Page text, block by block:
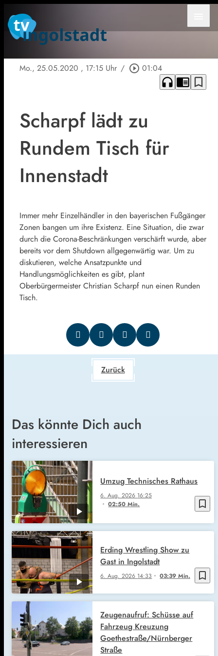
Mo., 25.05.2020 , 17:15 Uhr / play_circle_outline 01:04
headphones chrome_reader_mode bookmark_border
Scharpf lädt zu
Rundem Tisch für
Innenstadt
Immer mehr Einzelhändler in den bayerischen Fußgänger
Zonen bangen um ihre Existenz. Eine Situation, die zwar
durch die Corona-Beschränkungen verschärft wurde, aber
bereits vor dem Shutdown allgegenwärtig war. Um zu
diskutieren, welche Ansatzpunkte und
Handlungsmöglichkeiten es gibt, plant
Oberbürgermeister Christian Scharpf nun einen Runden
Tisch.
Zurück
Das könnte Dich auch
interessieren
bookmark_border
6. Aug. 2026 16:25
02:50 Min.
Umzug Technisches Rathaus
bookmark_border
6. Aug. 2026 14:33 03:39 Min.
Erding Wrestling Show zu
Gast in Ingolstadt
Zeugenaufruf: Schüsse auf
Fahrzeug Kreuzung
Goethestraße/Nürnberger
Straße